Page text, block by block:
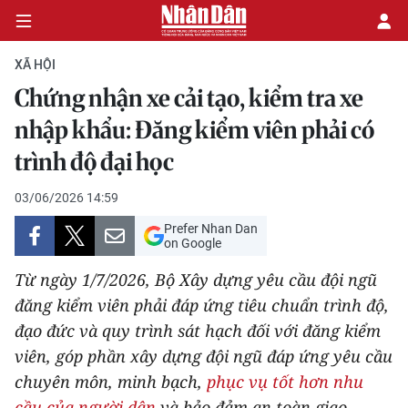
CHÍNH TRỊ
KINH TẾ
VĂN HÓA
XÃ HỘI
PHÁP LUẬT
DU LỊCH
THẾ GIỚI
XÃ HỘI
Chứng nhận xe cải tạo, kiểm tra xe
nhập khẩu: Đăng kiểm viên phải có
trình độ đại học
03/06/2026 14:59
Prefer Nhan Dan
on Google
Từ ngày 1/7/2026, Bộ Xây dựng yêu cầu đội ngũ
đăng kiểm viên phải đáp ứng tiêu chuẩn trình độ,
đạo đức và quy trình sát hạch đối với đăng kiểm
viên, góp phần xây dựng đội ngũ đáp ứng yêu cầu
chuyên môn, minh bạch, phục vụ tốt hơn nhu